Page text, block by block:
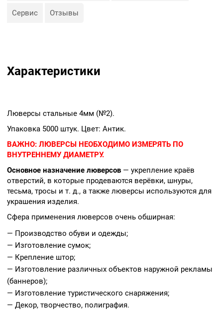
— Декор, творчество,
полиграфия.
Сервис Отзывы
Характеристики
Люверсы стальные 4мм (№2).
Упаковка 5000 штук. Цвет: Антик.
ВАЖНО: ЛЮВЕРСЫ НЕОБХОДИМО ИЗМЕРЯТЬ ПО
ВНУТРЕННЕМУ ДИАМЕТРУ.
Основное назначение люверсов — укрепление краёв
отверстий, в которые продеваются верёвки, шнуры,
тесьма, тросы и т. д., а также люверсы используются для
украшения изделия.
Сфера применения люверсов очень обширная:
— Производство обуви и одежды;
— Изготовление сумок;
— Крепление штор;
— Изготовление различных объектов наружной рекламы
(баннеров);
— Изготовление туристического снаряжения;
— Декор, творчество, полиграфия.